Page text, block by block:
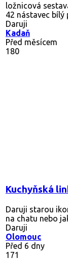
ložnicová
42 nástavec bílý
Daruji
Kadaň
Před měsícem
180
Kuchyňská
Daruji starou
na chatu nebo
Daruji
Olomouc
Před 6 dny
171